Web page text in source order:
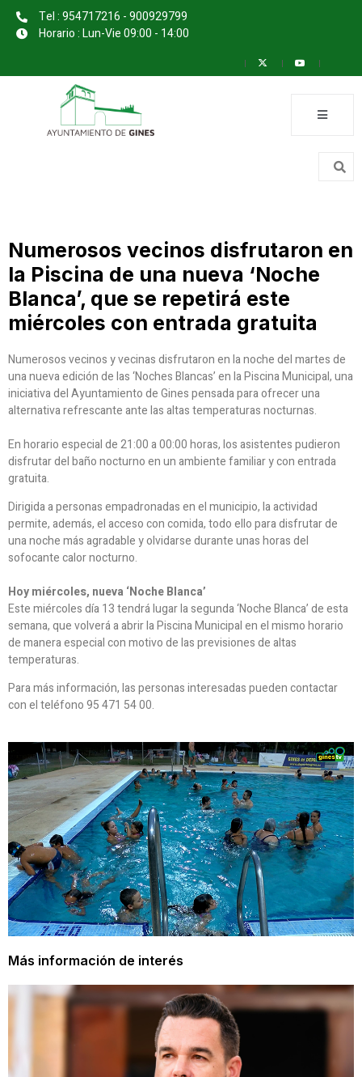
Tel : 954717216 - 900929799
Horario : Lun-Vie 09:00 - 14:00
Numerosos vecinos disfrutaron en
la Piscina de una nueva ‘Noche
Blanca’, que se repetirá este
miércoles con entrada gratuita
Numerosos vecinos y vecinas disfrutaron en la noche del martes de
una nueva edición de las ‘Noches Blancas’ en la Piscina Municipal, una
iniciativa del Ayuntamiento de Gines pensada para ofrecer una
alternativa refrescante ante las altas temperaturas nocturnas.
En horario especial de 21:00 a 00:00 horas, los asistentes pudieron
disfrutar del baño nocturno en un ambiente familiar y con entrada
gratuita.
Dirigida a personas empadronadas en el municipio, la actividad
permite, además, el acceso con comida, todo ello para disfrutar de
una noche más agradable y olvidarse durante unas horas del
sofocante calor nocturno.
Hoy miércoles, nueva ‘Noche Blanca’
Este miércoles día 13 tendrá lugar la segunda ‘Noche Blanca’ de esta
semana, que volverá a abrir la Piscina Municipal en el mismo horario
de manera especial con motivo de las previsiones de altas
temperaturas.
Para más información, las personas interesadas pueden contactar
con el teléfono 95 471 54 00.
Más información de interés